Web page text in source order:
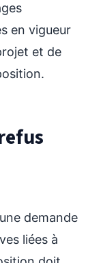
en vigueur
et de
demande
liées à